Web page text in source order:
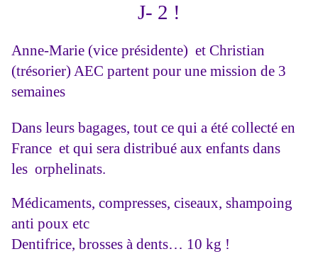
J- 2 !
Anne-Marie (vice présidente) et Christian
(trésorier) AEC partent pour une mission de 3
semaines
Dans leurs bagages, tout ce qui a été collecté en
France et qui sera distribué aux enfants dans
les orphelinats.
Médicaments, compresses, ciseaux, shampoing
anti poux etc
Dentifrice, brosses à dents… 10 kg !